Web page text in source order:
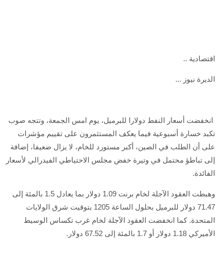
اقتصادية ..
الديرة نيوز ...
انخفضت أسعار النفط دولارا للبرميل، يوم امس الجمعة، وتتجه صوب
تكبد خسارة أسبوعية فيما يعكف المستثمرون على تقييم مؤشرات
على أن الطلب في الصين، أكبر مستورد للخام، لا يزال ضعيفا، إضافة
إلى تباطؤ محتمل في وتيرة خفض مجلس الاحتياطي الفيدرالي لأسعار
الفائدة.
وهبطت العقود الآجلة لخام برنت 1.09 دولار بما يعادل 1.5 بالمئة إلى
71.47 دولار للبرميل بحلول الساعة 1205 بتوقيت شرق الولايات
المتحدة. كما انخفضت العقود الآجلة لخام غرب تكساس الوسيط
الأميركي 1.18 دولار أو 1.7 بالمئة إلى 67.52 دولار.